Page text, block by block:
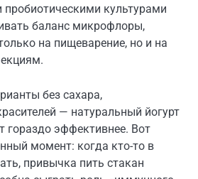
культурами
баланс микрофлоры,
на пищеварение, но и на
без сахара,
— натуральный йогурт
гораздо эффективнее. Вот
момент: когда кто-то в
привычка пить стакан